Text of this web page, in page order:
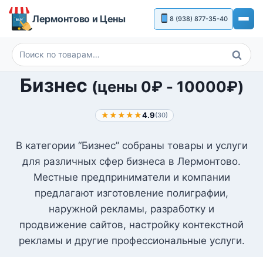
Перейти
Лермонтово и Цены 8 (938) 877-35-40
Искать:
Поиск
Бизнес (цены 0₽ - 10000₽)
★★★★★4.9(30)
В категории “Бизнес” собраны товары и услуги
для различных сфер бизнеса в Лермонтово.
Местные предприниматели и компании
предлагают изготовление полиграфии,
наружной рекламы, разработку и
продвижение сайтов, настройку контекстной
рекламы и другие профессиональные услуги.